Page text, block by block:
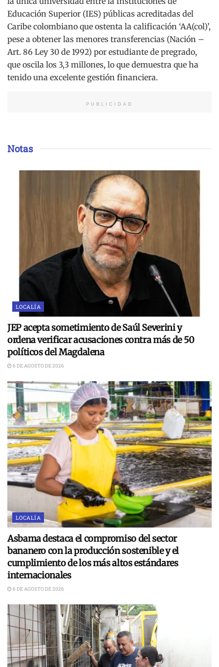
Educación Superior (IES) públicas acreditadas del
Caribe colombiano que ostenta la calificación ‘AA(col)’,
pese a obtener las menores transferencias (Nación –
Art. 86 Ley 30 de 1992) por estudiante de pregrado,
que oscila los 3,3 millones, lo que demuestra que ha
tenido una excelente gestión financiera.
PUBLICIDAD
Notas
LOCALÍA
JEP acepta sometimiento de Saúl Severini y
ordena verificar acusaciones contra más de 50
políticos del Magdalena
6 DE AGOSTO DE 2026
LOCALÍA
Asbama destaca el compromiso del sector
bananero con la producción sostenible y el
cumplimiento de los más altos estándares
internacionales
6 DE AGOSTO DE 2026